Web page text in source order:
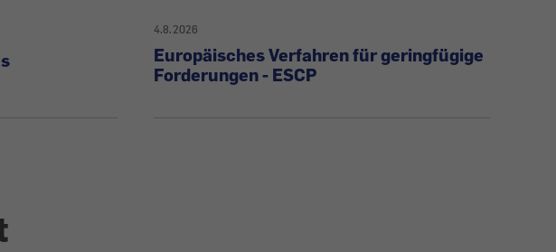
4.8.2026
Europäisches Verfahren für geringfügige
Forderungen - ESCP